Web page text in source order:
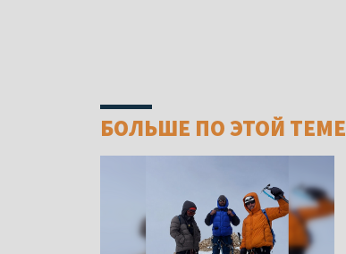
БОЛЬШЕ ПО ЭТОЙ ТЕМЕ